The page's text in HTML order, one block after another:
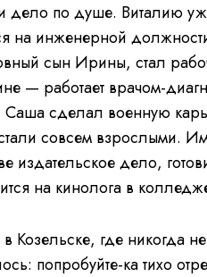
дело по душе. Виталию
на инженерной
сын Ирины, стал
— работает врачом-
сделал военную
совсем взрослыми.
дело,
на кинолога в
где никогда
попробуйте-ка тихо